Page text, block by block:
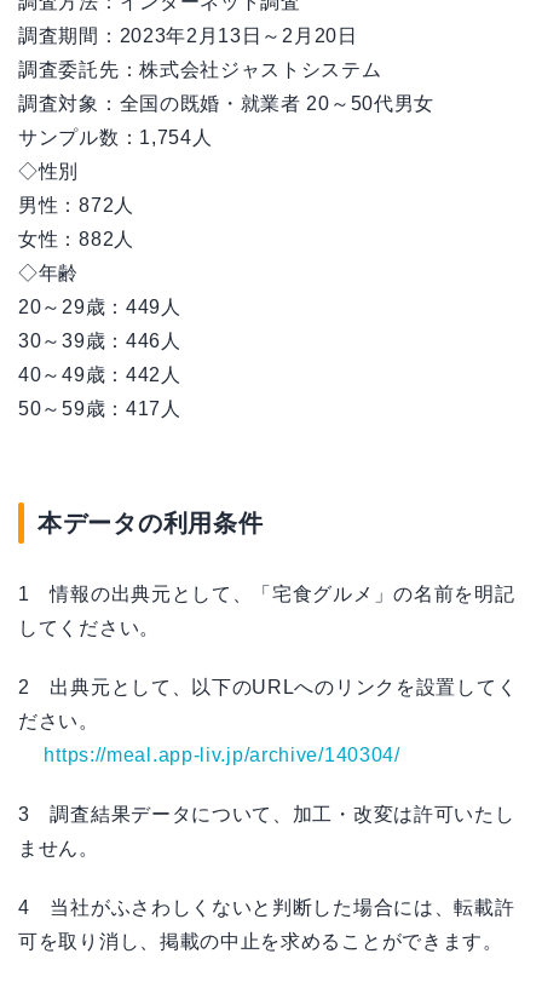
調査期間：2023年2月13日～2月20日
調査委託先：株式会社ジャストシステム
調査対象：全国の既婚・就業者 20～50代男女
サンプル数：1,754人
◇性別
男性：872人
女性：882人
◇年齢
20～29歳：449人
30～39歳：446人
40～49歳：442人
50～59歳：417人
本データの利用条件
1 情報の出典元として、「宅食グルメ」の名前を明記
してください。
2 出典元として、以下のURLへのリンクを設置してく
ださい。
https://meal.app-liv.jp/archive/140304/
3 調査結果データについて、加工・改変は許可いたし
ません。
4 当社がふさわしくないと判断した場合には、転載許
可を取り消し、掲載の中止を求めることができます。